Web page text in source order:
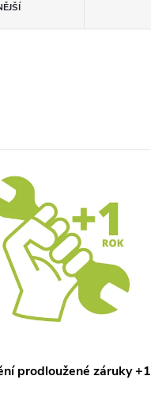
prodloužené záruky +1